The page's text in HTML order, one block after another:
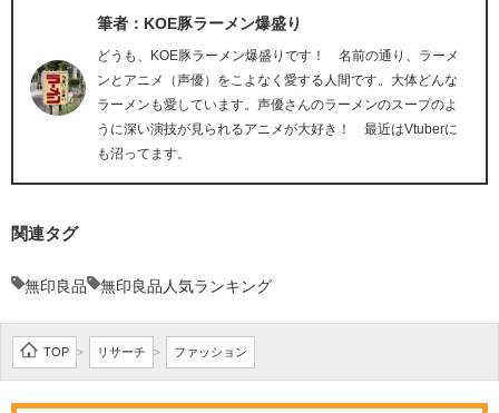
筆者：KOE豚ラーメン爆盛り
どうも、KOE豚ラーメン爆盛りです！ 名前の通り、ラーメ
ンとアニメ（声優）をこよなく愛する人間です。大体どんな
ラーメンも愛しています。声優さんのラーメンのスープのよ
うに深い演技が見られるアニメが大好き！ 最近はVtuberに
も沼ってます。
関連タグ
無印良品 無印良品人気ランキング
TOP > リサーチ > ファッション